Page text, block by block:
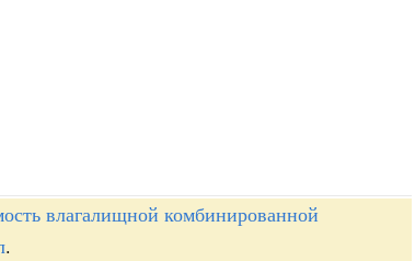
влагалищной комбинированной
.